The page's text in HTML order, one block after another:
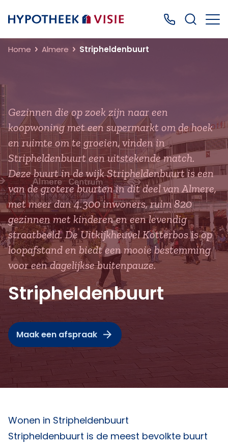
Terug naar home Bel ons: 0499
Home Almere Stripheldenbuurt
Gezinnen die op zoek zijn naar een
koopwoning met een supermarkt om de hoek
en ruimte om te groeien, vinden in
Stripheldenbuurt een uitstekende match.
Deze buurt in de wijk Stripheldenbuurt is een
van de grotere buurten in dit deel van Almere,
met meer dan 4.300 inwoners, ruim 820
gezinnen met kinderen en een levendig
straatbeeld. De Uitkijkheuvel Kotterbos is op
loopafstand en biedt een mooie bestemming
voor een dagelijkse buitenpauze.
Stripheldenbuurt
Maak een afspraak
Wonen in Stripheldenbuurt
Stripheldenbuurt is de meest bevolkte buurt